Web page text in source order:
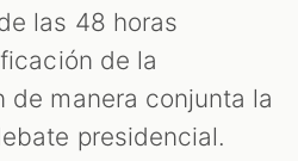
las 48 horas
de la
de manera conjunta la
presidencial.